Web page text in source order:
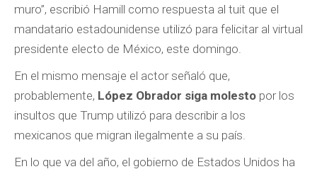
muro”, escribió Hamill como respuesta al tuit que el
mandatario estadounidense utilizó para felicitar al virtual
presidente electo de México, este domingo.
En el mismo mensaje el actor señaló que,
probablemente, López Obrador siga molesto por los
insultos que Trump utilizó para describir a los
mexicanos que migran ilegalmente a su país.
En lo que va del año, el gobierno de Estados Unidos ha